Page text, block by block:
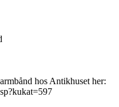
hos Antikhuset her: